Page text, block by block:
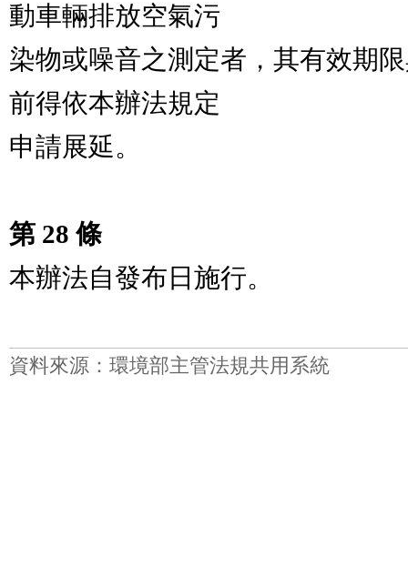
動車輛排放空氣污
染物或噪音之測定者，其有效期
前得依本辦法規定
申請展延。
第 28 條
本辦法自發布日施行。
資料來源：環境部主管法規共用系統